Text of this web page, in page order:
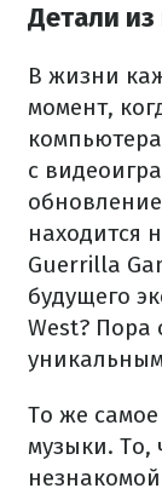
Детали из
В жизни
момент,
с
находится
Guerrilla
будущего
West? Пора
То же
музыки. То,